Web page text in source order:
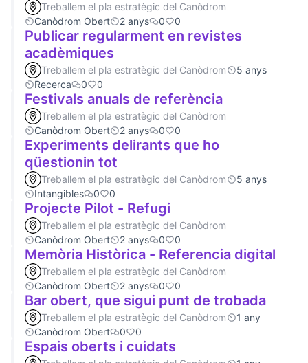
Treballem el pla estratègic del Canòdrom
Canòdrom Obert
2 anys 0 0
Publicar regularment en revistes
acadèmiques
Treballem el pla estratègic del Canòdrom
5 anys
Recerca
0 0
Festivals anuals de referència
Treballem el pla estratègic del Canòdrom
Canòdrom Obert
2 anys 0 0
Experiments delirants que ho
qüestionin tot
Treballem el pla estratègic del Canòdrom
5 anys
Intangibles
0 0
Projecte Pilot - Refugi
Treballem el pla estratègic del Canòdrom
Canòdrom Obert
2 anys 0 0
Memòria Històrica - Referencia digital
Treballem el pla estratègic del Canòdrom
Canòdrom Obert
2 anys 0 0
Bar obert, que sigui punt de trobada
Treballem el pla estratègic del Canòdrom
1 any
Canòdrom Obert
0 0
Espais oberts i cuidats